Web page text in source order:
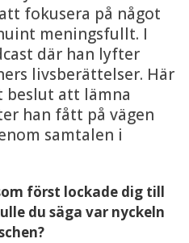
fokusera på något
meningsfullt. I
där han lyfter
livsberättelser. Här
beslut att lämna
han fått på vägen
samtalen i
först lockade dig till
du säga var nyckeln